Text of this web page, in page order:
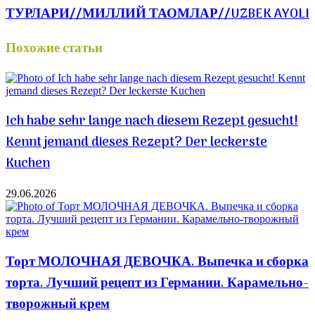
ТУРЛАРИ//МИЛЛИЙ ТАОМЛАР//UZBEK AYOLI
Похожие статьи
Ich habe sehr lange nach diesem Rezept gesucht!
Kennt jemand dieses Rezept? Der leckerste
Kuchen
29.06.2026
Торт МОЛОЧНАЯ ДЕВОЧКА. Выпечка и сборка
торта. Лучший рецепт из Германии. Карамельно-
творожный крем